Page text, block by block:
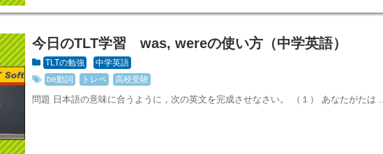
今日のTLT学習 was, wereの使い方（中学英語）
TLTの勉強
中学英語
be動詞
トレペ 高校受験
問題 日本語の意味に合うように，次の英文を完成させなさい。 （１） あなたがたは ...